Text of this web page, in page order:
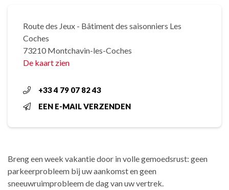
Route des Jeux - Bâtiment des saisonniers Les
Coches
73210 Montchavin-les-Coches
De kaart zien
+33 4 79 07 82 43
EEN E-MAIL VERZENDEN
Breng een week vakantie door in volle gemoedsrust: geen
parkeerprobleem bij uw aankomst en geen
sneeuwruimprobleem de dag van uw vertrek.